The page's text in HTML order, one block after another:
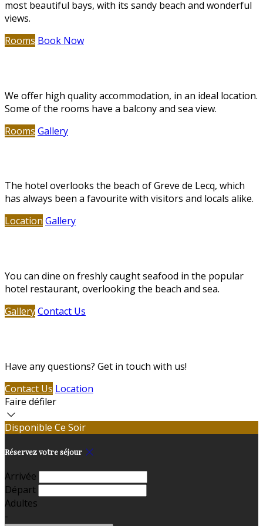
most beautiful bays, with its sandy beach and wonderful
views.
Rooms Book Now
We offer high quality accommodation, in an ideal location.
Some of the rooms have a balcony and sea view.
Rooms Gallery
The hotel overlooks the beach of Greve de Lecq, which
has always been a favourite with visitors and locals alike.
Location Gallery
You can dine on freshly caught seafood in the popular
hotel restaurant, overlooking the beach and sea.
GalleryContact Us
Have any questions? Get in touch with us!
Contact Us Location
Faire défiler
Disponible Ce Soir
Réservez votre séjour
Arrivée
Départ
Adultes
-